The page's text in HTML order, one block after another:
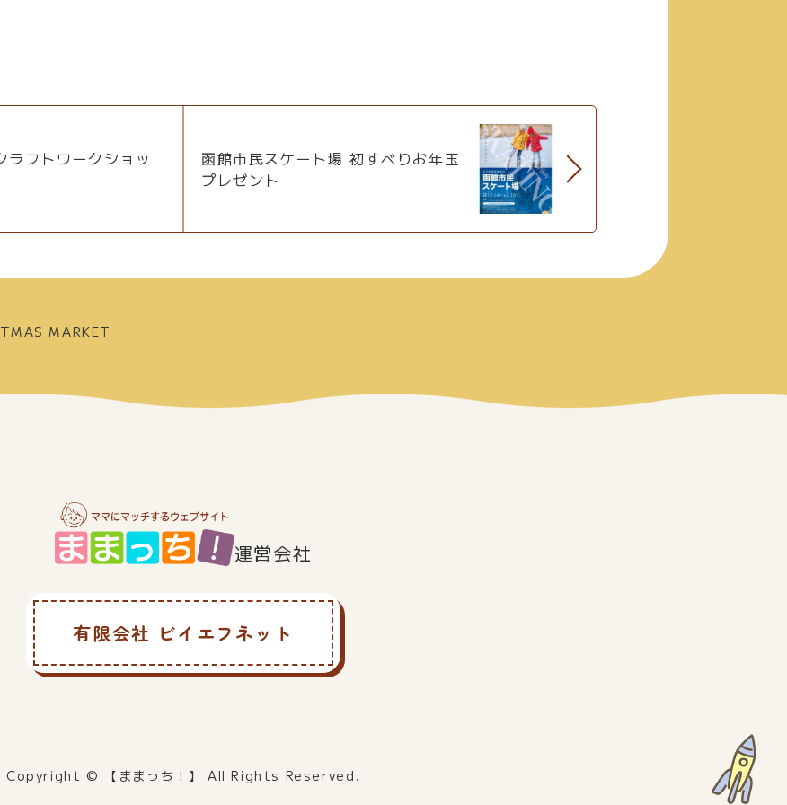
ラフトワークショッ
函館市民スケート場 初すべりお年玉
プレゼント
MARKET
運営会社
有限会社 ビイエフネット
Copyright © 【ままっち！】 All Rights Reserved.